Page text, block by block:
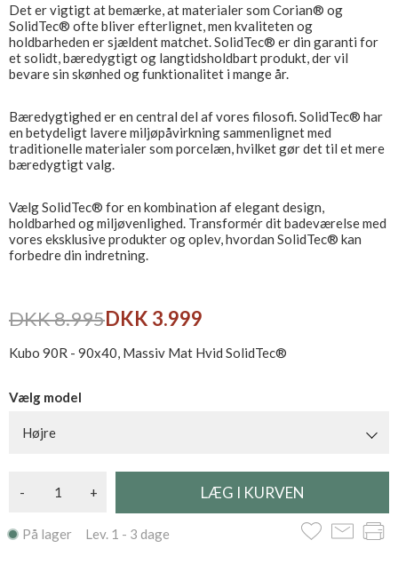
Det er vigtigt at bemærke, at materialer som Corian® og
SolidTec® ofte bliver efterlignet, men kvaliteten og
holdbarheden er sjældent matchet. SolidTec® er din garanti for
et solidt, bæredygtigt og langtidsholdbart produkt, der vil
bevare sin skønhed og funktionalitet i mange år.
Bæredygtighed er en central del af vores filosofi. SolidTec® har
en betydeligt lavere miljøpåvirkning sammenlignet med
traditionelle materialer som porcelæn, hvilket gør det til et mere
bæredygtigt valg.
Vælg SolidTec® for en kombination af elegant design,
holdbarhed og miljøvenlighed. Transformér dit badeværelse med
vores eksklusive produkter og oplev, hvordan SolidTec® kan
forbedre din indretning.
DKK 8.995DKK 3.999
Kubo 90R - 90x40, Massiv Mat Hvid SolidTec®
Vælg model
Højre
- +
På lager Lev. 1 - 3 dage